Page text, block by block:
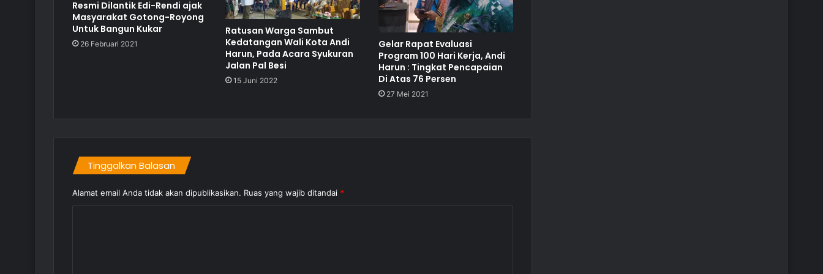
Resmi Dilantik Edi-Rendi ajak
Masyarakat Gotong-Royong
Untuk Bangun Kukar
26 Februari 2021
Ratusan Warga Sambut
Kedatangan Wali Kota Andi
Harun, Pada Acara Syukuran
Jalan Pal Besi
15 Juni 2022
Gelar Rapat Evaluasi
Program 100 Hari Kerja, Andi
Harun : Tingkat Pencapaian
Di Atas 76 Persen
27 Mei 2021
Tinggalkan Balasan
Alamat email Anda tidak akan dipublikasikan. Ruas yang wajib ditandai *